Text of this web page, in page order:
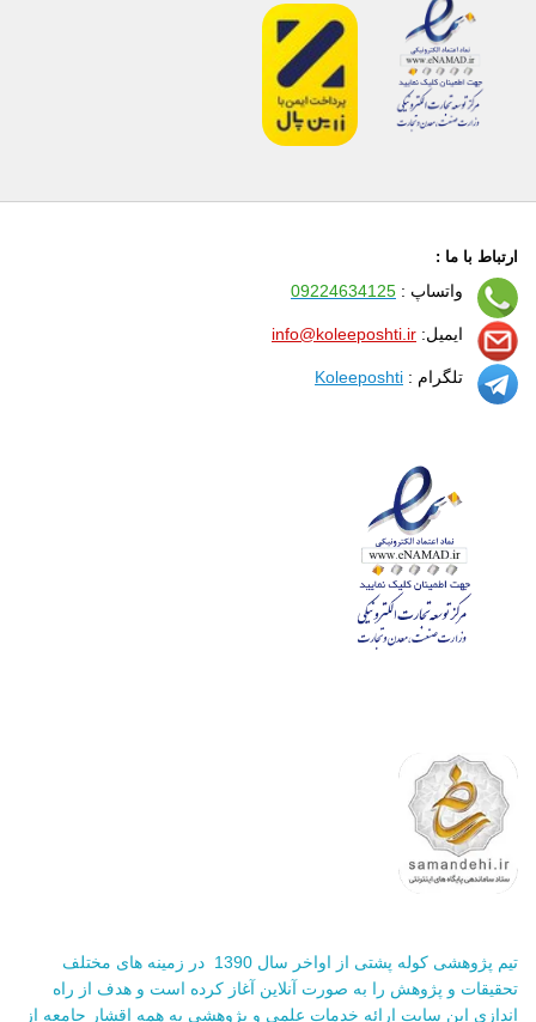
ارتباط با ما :
واتساپ : 09224634125
ایمیل: info@koleeposhti.ir
تلگرام : Koleeposhti
تیم پژوهشی کوله پشتی از اواخر سال 1390 در زمینه های مختلف
تحقیقات و پژوهش را به صورت آنلاین آغاز کرده است و هدف از راه
اندازی این سایت ارائه خدمات علمی و پژوهشی به همه اقشار جامعه از